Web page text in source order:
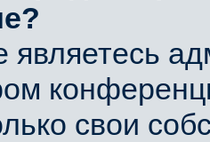
являетесь
свои